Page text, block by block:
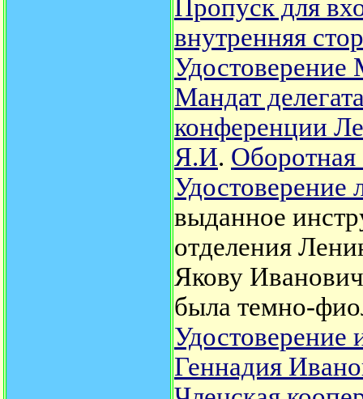
Пропуск для
внутренняя
Мандат
конференции
Я.И. Оборотная
выданное
отделения
Якову
была темно-
Удостоверение
Геннадия